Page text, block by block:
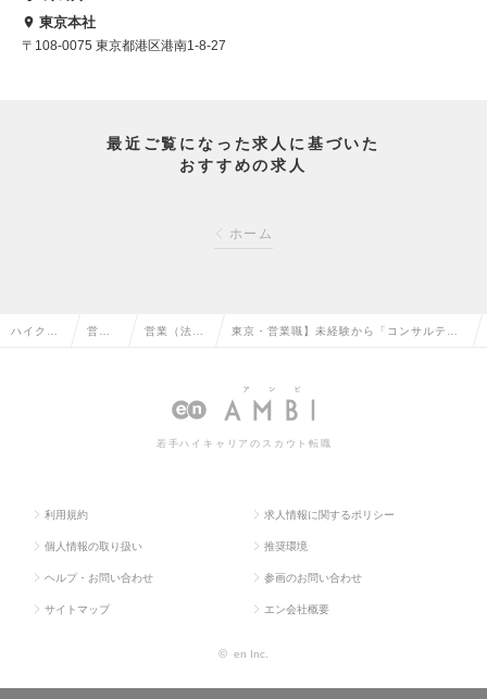
東京本社
〒108-0075 東京都港区港南1-8-27
最近ご覧になった求人に基づいた
おすすめの求人
ホーム
ハイクラ 営業 営業（法人 東京・営業職】未経験から「コンサルティ
情報
若手ハイキャリアのスカウト転職
利用規約 求人情報に関するポリシー
個人情報の取り扱い 推奨環境
ヘルプ・お問い合わせ 参画のお問い合わせ
サイトマップ エン会社概要
© en Inc.